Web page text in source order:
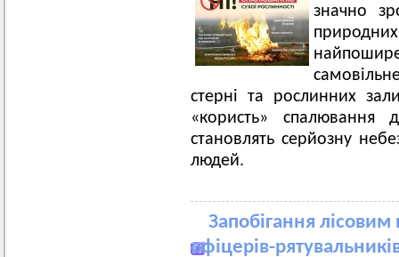
значно
стерні та рослинних
«користь» спалювання
становлять серйозну
людей.
Запобігання
офіцерів-